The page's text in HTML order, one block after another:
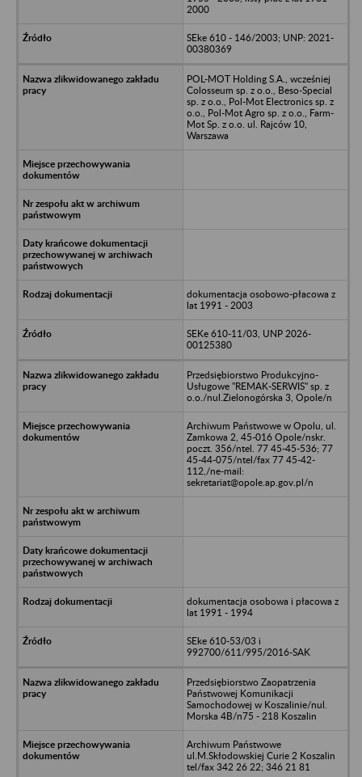
2000
SEke 610 - 146/2003; UNP: 2021-
00380369
POL-MOT Holding S.A., wcześniej
Colosseum sp. z o.o., Beso-Special
sp. z o.o., Pol-Mot Electronics sp. z
o.o., Pol-Mot Agro sp. z o.o., Farm-
Mot Sp. z o.o. ul. Rajców 10,
Warszawa
dokumentacja osobowo-płacowa z
lat 1991 - 2003
SEKe 610-11/03, UNP 2026-
00125380
Przedsiębiorstwo Produkcyjno-
Usługowe "REMAK-SERWIS" sp. z
o.o./nul.Zielonogórska 3, Opole/n
Archiwum Państwowe w Opolu, ul.
Zamkowa 2, 45-016 Opole/nskr.
poczt. 356/ntel. 77 45-45-536; 77
45-44-075/ntel/fax 77 45-42-
112,/ne-mail:
sekretariat@opole.ap.gov.pl/n
dokumentacja osobowa i płacowa z
lat 1991 - 1994
SEke 610-53/03 i
992700/611/995/2016-SAK
Przedsiębiorstwo Zaopatrzenia
Państwowej Komunikacji
Samochodowej w Koszalinie/nul.
Morska 4B/n75 - 218 Koszalin
Archiwum Państwowe
ul.M.Skłodowskiej Curie 2 Koszalin
tel/fax 342 26 22; 346 21 81